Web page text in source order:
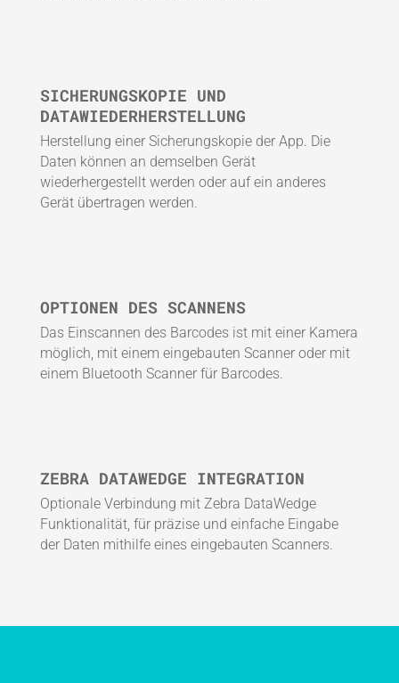
SICHERUNGSKOPIE UND
DATAWIEDERHERSTELLUNG
Herstellung einer Sicherungskopie der App. Die
Daten können an demselben Gerät
wiederhergestellt werden oder auf ein anderes
Gerät übertragen werden.
OPTIONEN DES SCANNENS
Das Einscannen des Barcodes ist mit einer Kamera
möglich, mit einem eingebauten Scanner oder mit
einem Bluetooth Scanner für Barcodes.
ZEBRA DATAWEDGE INTEGRATION
Optionale Verbindung mit Zebra DataWedge
Funktionalität, für präzise und einfache Eingabe
der Daten mithilfe eines eingebauten Scanners.